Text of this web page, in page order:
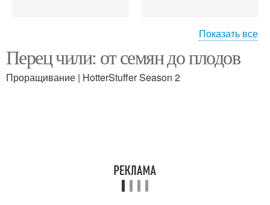
Душистый перец Сычуаньский перец
Показать все
Перец чили: от семян до плодов
Проращивание | HotterStuffer Season 2